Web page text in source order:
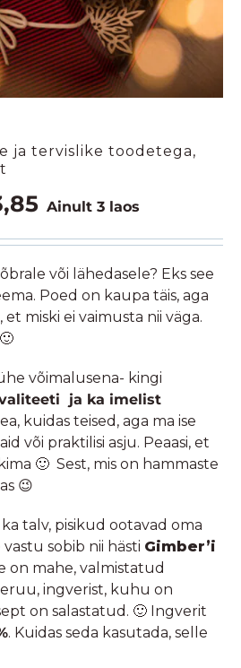
ja tervislike toodetega,
Praegune
on:
Ainult 3 laos
või lähedasele? Eks see
Poed on kaupa täis, aga
miski ei vaimusta nii väga.
võimalusena- kingi
ja ka imelist
kuidas teised, aga ma ise
või praktilisi asju. Peaasi, et
🙂 Sest, mis on hammaste
😉
talv, pisikud ootavad oma
sobib nii hästi Gimber’i
on mahe, valmistatud
ingverist, kuhu on
on salastatud. 🙂 Ingverit
. Kuidas seda kasutada, selle